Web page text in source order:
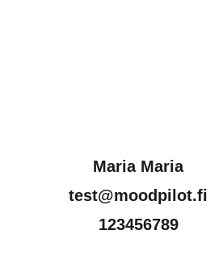
Maria Maria
test@moodpilot.fi
123456789